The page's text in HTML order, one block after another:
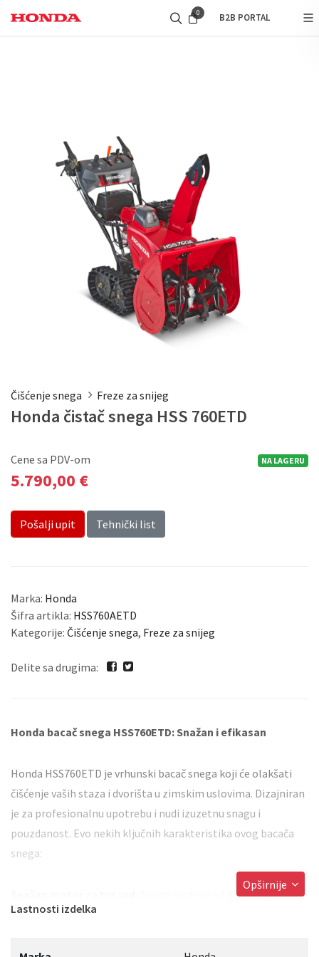
0 B2B PORTAL
Čišćenje snega Freze za snijeg
Honda čistač snega HSS 760ETD
NA LAGERU
Cene sa PDV-om
5.790,00 €
Pošalji upit Tehnički list
Marka: Honda
Šifra artikla: HSS760AETD
Kategorije: Čišćenje snega, Freze za snijeg
Delite sa drugima:
Honda bacač snega HSS760ETD: Snažan i efikasan
Honda HSS760ETD je vrhunski bacač snega koji će olakšati
čišćenje vaših staza i dvorišta u zimskim uslovima. Dizajniran
je za profesionalnu upotrebu i nudi izuzetnu snagu i
pouzdanost. Evo nekih ključnih karakteristika ovog bacača
snega:
Snaga motora od 4,1 kV GKS200
pokreće ventilator za sneg, omogućavajući brzo i efikasno
Opširnije
Lastnosti izdelka